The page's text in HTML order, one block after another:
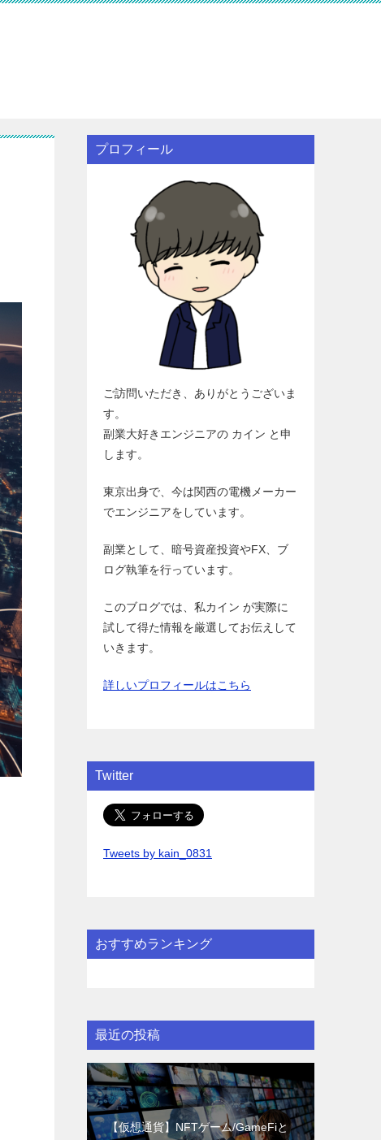
プロフィール
ご訪問いただき、ありがとうございま
す。
副業大好きエンジニアの カイン と申
します。
東京出身で、今は関西の電機メーカー
でエンジニアをしています。
副業として、暗号資産投資やFX、ブ
ログ執筆を行っています。
このブログでは、私カイン が実際に
試して得た情報を厳選してお伝えして
いきます。
詳しいプロフィールはこちら
Twitter
Tweets by kain_0831
おすすめランキング
最近の投稿
【仮想通貨】NFTゲーム/GameFiと